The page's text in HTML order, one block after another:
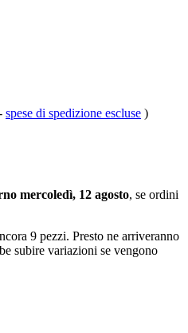
spese di spedizione escluse )
mercoledì, 12 agosto, se ordini
9 pezzi. Presto ne arriveranno
subire variazioni se vengono